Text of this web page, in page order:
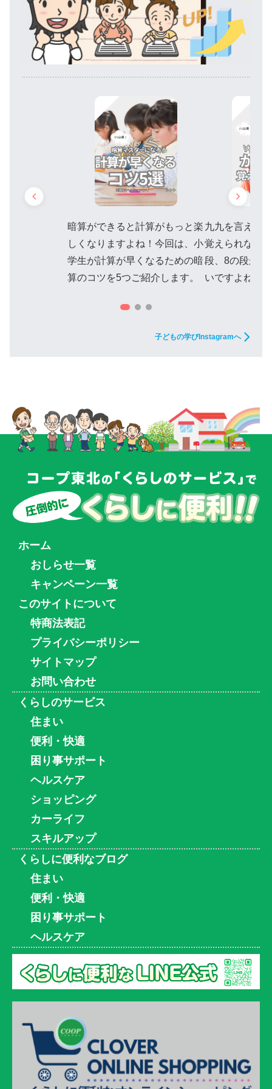
暗算ができると計算がもっと楽
しくなりますよね！今回は、小
学生が計算が早くなるための暗
算のコツを5つご紹介します。
九九を言えな
覚えられない
段、8の段が苦
いですよね。
子どもの学びInstagramへ
ホーム
おしらせ一覧
キャンペーン一覧
このサイトについて
特商法表記
プライバシーポリシー
サイトマップ
お問い合わせ
くらしのサービス
住まい
便利・快適
困り事サポート
ヘルスケア
ショッピング
カーライフ
スキルアップ
くらしに便利なブログ
住まい
便利・快適
困り事サポート
ヘルスケア